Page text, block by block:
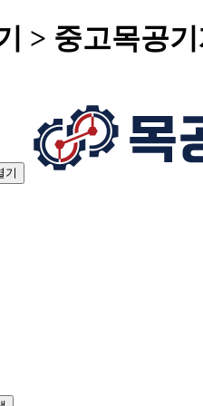
> 중고목공
기